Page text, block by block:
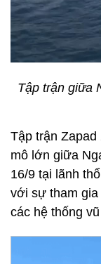
Tập trận giữa
Tập trận
mô lớn giữa
16/9 tại lãnh
với sự tham gia
các hệ thống